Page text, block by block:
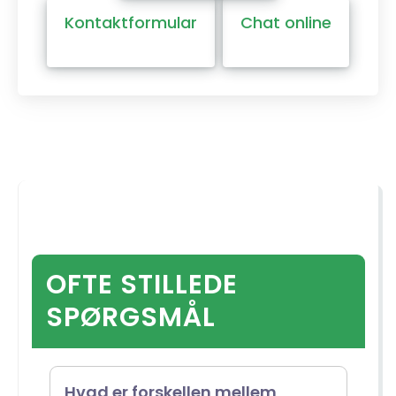
Kontaktformular Chat online
OFTE STILLEDE
SPØRGSMÅL